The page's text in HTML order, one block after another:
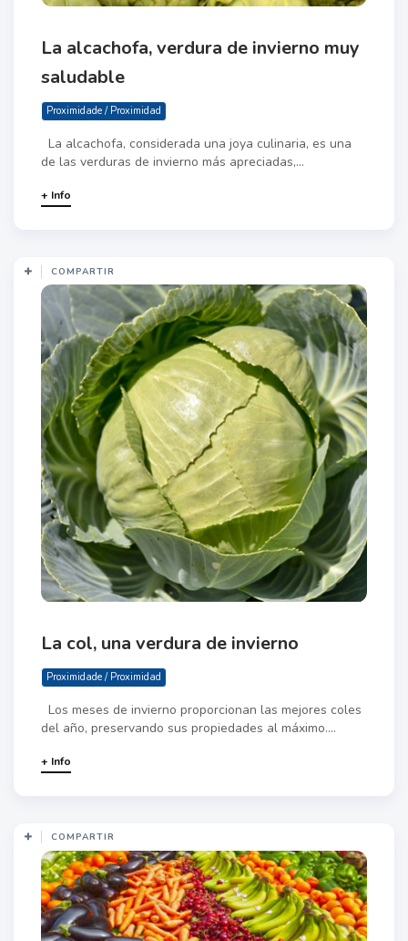
La alcachofa, verdura de invierno muy
saludable
Proximidade / Proximidad
La alcachofa, considerada una joya culinaria, es una
de las verduras de invierno más apreciadas,...
+ Info
COMPARTIR
La col, una verdura de invierno
Proximidade / Proximidad
Los meses de invierno proporcionan las mejores coles
del año, preservando sus propiedades al máximo....
+ Info
COMPARTIR